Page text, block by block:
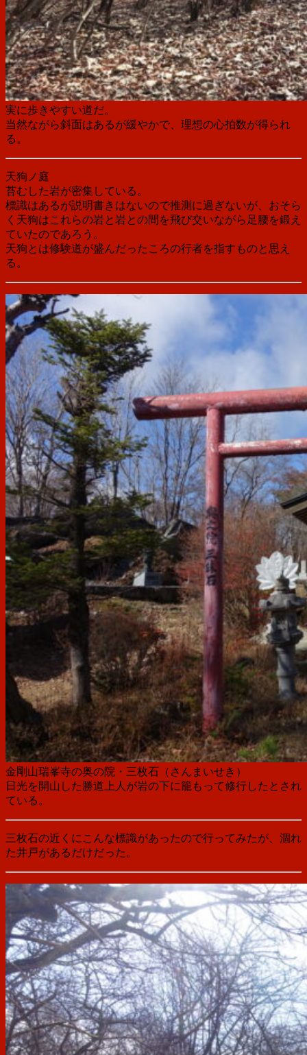
実に歩きやすい道だ。
当然ながら斜面はあるが緩やかで、理想の心拍数が得られ
る。
天狗ノ庭
苔むした岩が密集している。
標識はあるが説明書きはないので推測に過ぎないが、おそら
く天狗はこれらの岩と岩との間を飛び交いながら足腰を鍛え
ていたのであろう。
天狗とは修験道が盛んだったころの行者を指すものと思え
る。
金剛山瑞峯寺の奥の院・ 三枚石（さんまいせき）
日光を開山した勝道上人が岩の下に籠もって修行したとされ
ている。
三枚石の近くにこんな標識があったので行ってみたが、涸れ
た井戸があるだけだった。